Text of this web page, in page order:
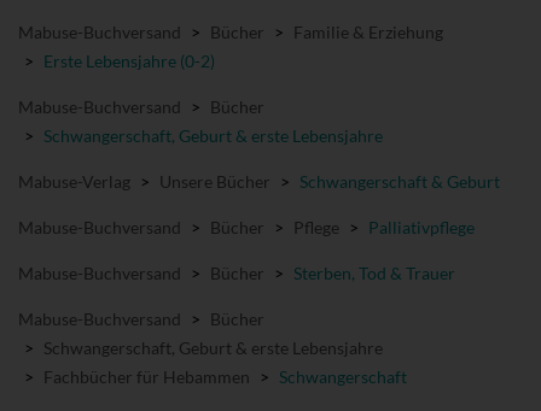
Mabuse-Buchversand > Bücher > Familie & Erziehung
> Erste Lebensjahre (0-2)
Mabuse-Buchversand > Bücher
> Schwangerschaft, Geburt & erste Lebensjahre
Mabuse-Verlag > Unsere Bücher > Schwangerschaft & Geburt
Mabuse-Buchversand > Bücher > Pflege > Palliativpflege
Mabuse-Buchversand > Bücher > Sterben, Tod & Trauer
Mabuse-Buchversand > Bücher
> Schwangerschaft, Geburt & erste Lebensjahre
> Fachbücher für Hebammen > Schwangerschaft